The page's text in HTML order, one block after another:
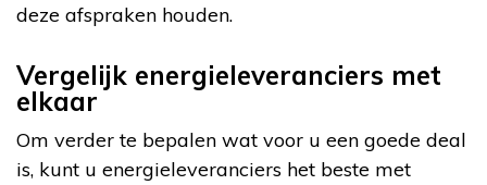
deze afspraken houden.
Vergelijk energieleveranciers met
elkaar
Om verder te bepalen wat voor u een goede deal
is, kunt u energieleveranciers het beste met